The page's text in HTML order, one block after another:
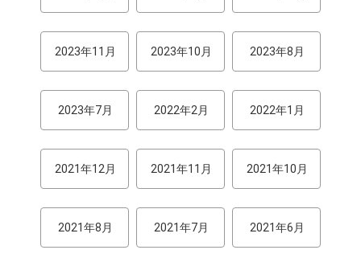
2023年11月 2023年10月 2023年8月
2023年7月 2022年2月 2022年1月
2021年12月 2021年11月 2021年10月
2021年8月 2021年7月 2021年6月